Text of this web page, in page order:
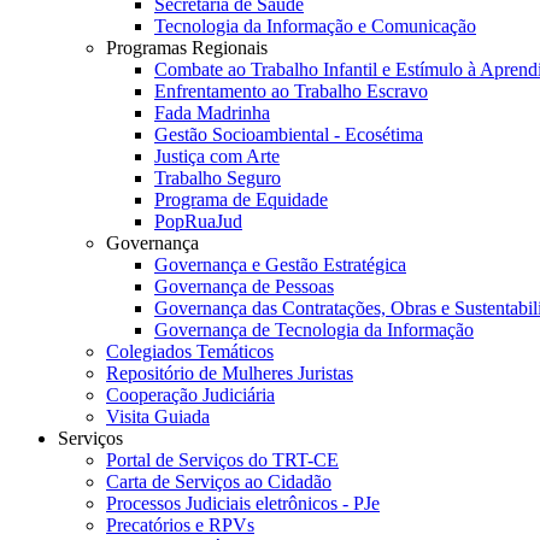
Secretaria de Saúde
Tecnologia da Informação e Comunicação
Programas Regionais
Combate ao Trabalho Infantil e Estímulo à
Enfrentamento ao Trabalho Escravo
Fada Madrinha
Gestão Socioambiental - Ecosétima
Justiça com Arte
Trabalho Seguro
Programa de Equidade
PopRuaJud
Governança
Governança e Gestão Estratégica
Governança de Pessoas
Governança das Contratações, Obras e
Governança de Tecnologia da Informação
Colegiados Temáticos
Repositório de Mulheres Juristas
Cooperação Judiciária
Visita Guiada
Serviços
Portal de Serviços do TRT-CE
Carta de Serviços ao Cidadão
Processos Judiciais eletrônicos - PJe
Precatórios e RPVs